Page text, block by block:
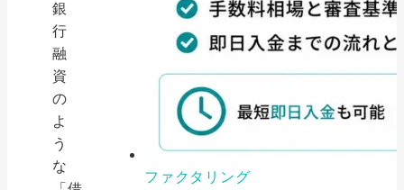
銀
行
融
資
の
よ
う
な
ファクタリング